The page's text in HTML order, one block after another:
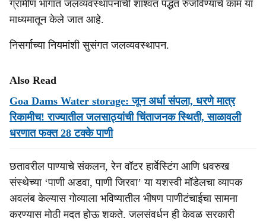
ग्रामीण भागात जलव्यवस्थापनाची शाश्वत पद्धत रुजविण्याचे काम या
माध्यमातून केले जात आहे.
निसर्गाच्या नियमांशी सुसंगत जलव्यवस्थापन.
Also Read
Goa Dams Water storage: जून अर्धा संपला, धरणे मात्र
रिकामीच! राज्यातील जलसाठ्यांची चिंताजनक स्थिती, साळावली
धरणात फक्त 28 टक्के पाणी
छतावरील पाण्याचे संकलन, रेन वॉटर हार्वेस्टिंग आणि धवरुख
संस्थेच्या ‘पाणी अडवा, पाणी जिरवा’ या यशस्वी मॉडेलचा व्यापक
अवलंब केल्यास गोव्याला भविष्यातील भीषण पाणीटंचाईचा सामना
करण्यास मोठी मदत होऊ शकते. जलसंवर्धन ही केवळ सरकारी